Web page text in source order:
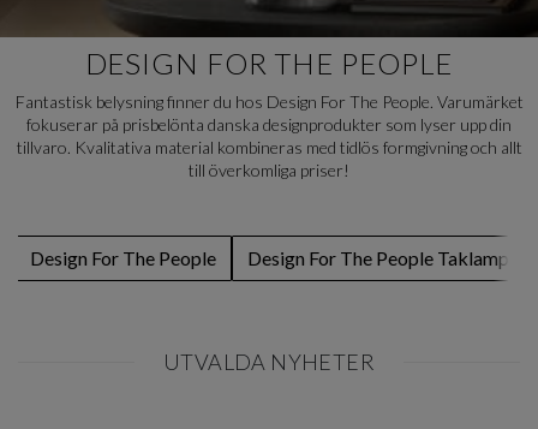
DESIGN FOR THE PEOPLE
Fantastisk belysning finner du hos Design For The People. Varumärket
fokuserar på prisbelönta danska designprodukter som lyser upp din
tillvaro. Kvalitativa material kombineras med tidlös formgivning och allt
till överkomliga priser!
Design For The People Design For The People Taklampa
UTVALDA NYHETER